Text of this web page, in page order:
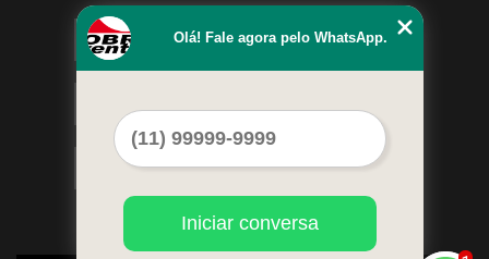
Serviços
Mapa do site
Olá! Fale agora pelo WhatsApp.
Iniciar conversa